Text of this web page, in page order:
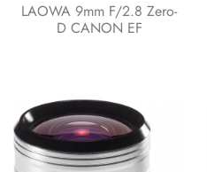
LAOWA 9mm F/2.8 Zero-
D CANON EF